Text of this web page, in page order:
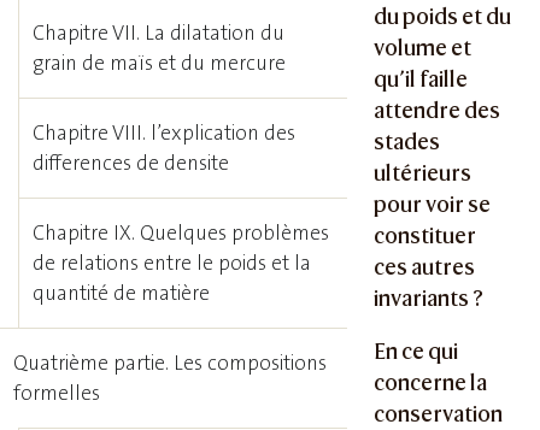
du poids et du
volume et
qu’il faille
attendre des
stades
ultérieurs
pour voir se
constituer
ces autres
invariants ?
En ce qui
concerne la
conservation
Chapitre VII. La dilatation du
grain de maïs et du mercure
Chapitre VIII. l’explication des
differences de densite
Chapitre IX. Quelques problèmes
de relations entre le poids et la
quantité de matière
Quatrième partie. Les compositions
formelles